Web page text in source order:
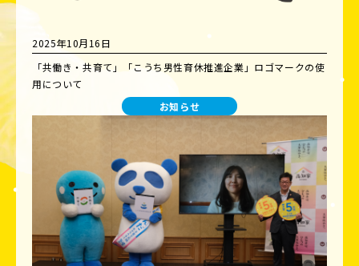
2025年10月16日
「共働き・共育て」「こうち男性育休推進企業」ロゴマークの使
用について
お知らせ